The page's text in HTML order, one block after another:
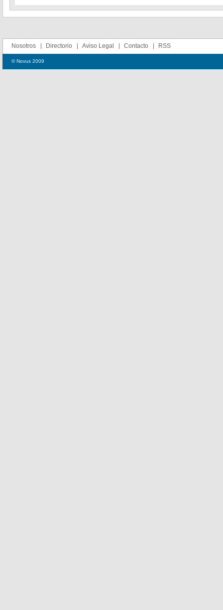
Nosotros Directorio Aviso Legal Contacto RSS
© Novus 2009